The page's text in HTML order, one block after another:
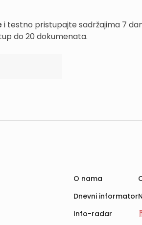
i testno pristupajte sadržajima 7
do 20 dokumenata.
O nama
Dnevni informator
Info-radar